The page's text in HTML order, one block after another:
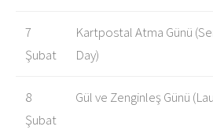
7
Şubat
Kartpostal Atma Günü
Day)
8
Şubat
Gül ve Zenginleş Günü